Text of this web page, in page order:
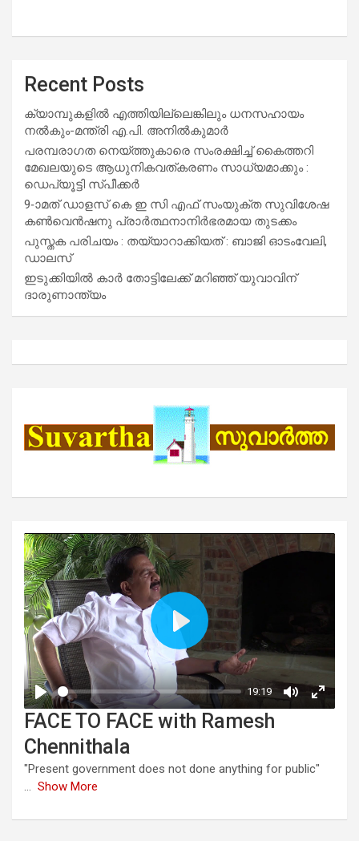
Recent Posts
ക്യാമ്പുകളിൽ എത്തിയില്ലെങ്കിലും ധനസഹായം
നൽകും-മന്ത്രി എ.പി. അനിൽകുമാർ
പരമ്പരാഗത നെയ്ത്തുകാരെ സംരക്ഷിച്ച് കൈത്തറി
മേഖലയുടെ ആധുനികവത്കരണം സാധ്യമാക്കും :
ഡെപ്യൂട്ടി സ്പീക്കർ
9-ാമത് ഡാളസ് കെ ഇ സി എഫ് സംയുക്ത സുവിശേഷ
കൺവെൻഷനു പ്രാർത്ഥനാനിർഭരമായ തുടക്കം
പുസ്തക പരിചയം : തയ്യാറാക്കിയത് : ബാജി ഓടംവേലി,
ഡാലസ്
ഇടുക്കിയിൽ കാർ തോട്ടിലേക്ക് മറിഞ്ഞ് യുവാവിന്
ദാരുണാന്ത്യം
FACE TO FACE with Ramesh
Chennithala
"Present government does not done anything for public"
... Show More